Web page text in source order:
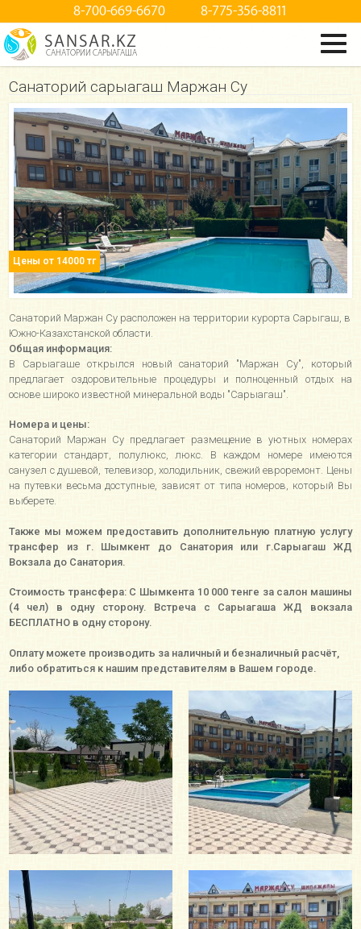
8-700-669-6670 8-775-356-8811
SANSAR.KZ
САНАТОРИИ САРЫАГАША
Cанаторий сарыагаш Маржан Су
Цены от 14000 тг
Санаторий Маржан Су расположен на территории курорта Сарыгаш, в
Южно-Казахстанской области.
Общая информация:
В Сарыагаше открылся новый санаторий "Маржан Су", который
предлагает оздоровительные процедуры и полноценный отдых на
основе широко известной минеральной воды "Сарыагаш".
Номера и цены:
Санаторий Маржан Су предлагает размещение в уютных номерах
категории стандарт, полулюкс, люкс. В каждом номере имеются
санузел с душевой, телевизор, холодильник, свежий евроремонт. Цены
на путевки весьма доступные, зависят от типа номеров, который Вы
выберете.
Также мы можем предоставить дополнительную платную услугу
трансфер из г. Шымкент до Санатория или г.Сарыагаш ЖД
Вокзала до Санатория.
Стоимость трансфера: С Шымкента 10 000 тенге за салон машины
(4 чел) в одну сторону. Встреча с Сарыагаша ЖД вокзала
БЕСПЛАТНО в одну сторону.
Оплату можете производить за наличный и безналичный расчёт,
либо обратиться к нашим представителям в Вашем городе.